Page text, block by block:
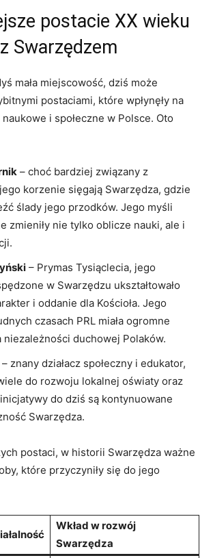
postacie XX wieku
Swarzędzem
mała miejscowość, dziś może
postaciami, które wpłynęły na
i społeczne w Polsce. Oto
– choć bardziej związany z
korzenie sięgają Swarzędza, gdzie
ślady jego przodków. Jego myśli
zmieniły nie tylko oblicze nauki, ale i
– Prymas Tysiąclecia, jego
w Swarzędzu ukształtowało
i oddanie dla Kościoła. Jego
czasach PRL miała ogromne
niezależności duchowej Polaków.
– znany działacz społeczny i edukator,
do rozwoju lokalnej oświaty oraz
do dziś są kontynuowane
Swarzędza.
postaci, w historii Swarzędza ważne
które przyczyniły się do jego
Wkład w rozwój
Swarzędza